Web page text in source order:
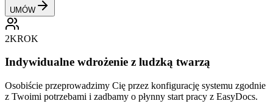
UMÓW
2KROK
Indywidualne wdrożenie z ludzką twarzą
Osobiście przeprowadzimy Cię przez konfigurację systemu zgodnie
z Twoimi potrzebami i zadbamy o płynny start pracy z EasyDocs.